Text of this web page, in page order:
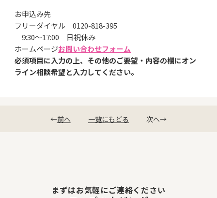
お申込み先
フリーダイヤル 0120-818-395
9:30～17:00 日祝休み
ホームページお問い合わせフォーム
必須項目に入力の上、その他のご要望・内容の欄にオン
ライン相談希望と入力してください。
←前へ 一覧にもどる 次へ→
まずはお気軽にご連絡ください